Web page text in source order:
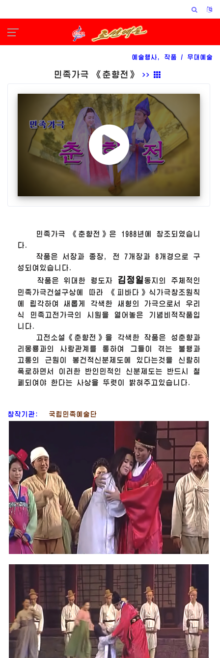
예술행사, 작품 / 무대예술
민족가극 《춘향전》 >>
민족가극 《춘향전》은 1988년에 창조되였습니
다.
작품은 서장과 종장, 전 7개장과 8개경으로 구
성되여있습니다.
작품은 위대한 령도자 김정일동지의 주체적인
민족가극건설구상에 따라 《피바다》식가극창조원칙
에 립각하여 새롭게 각색한 새형의 가극으로서 우리
식 민족고전가극의 시원을 열어놓은 기념비적작품입
니다.
고전소설《춘향전》을 각색한 작품은 성춘향과
리몽룡과의 사랑관계를 통하여 그들이 겪는 불행과
고통의 근원이 봉건적신분제도에 있다는것을 신랄히
폭로하면서 이러한 반인민적인 신분제도는 반드시 철
페되여야 한다는 사상을 뚜렷이 밝혀주고있습니다.
창작기관: 국립민족예술단